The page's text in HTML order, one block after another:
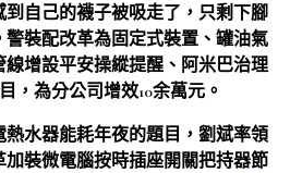
自己的襪子被吸走了，只剩下腳
裝配改革為固定式裝置、罐油氣
增設平安操縱提醒、阿米巴治理
，為分公司增效10余萬元。
熱水器能耗年夜的題目，劉斌率領
加裝微電腦按時插座開關把持器節